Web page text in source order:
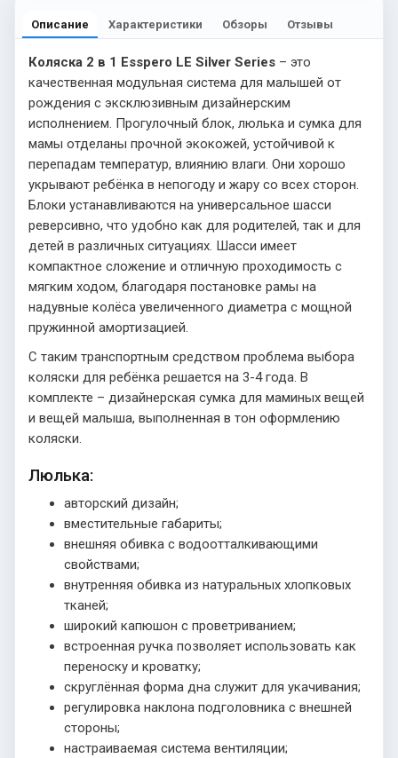
Описание Характеристики Обзоры Отзывы
Коляска 2 в 1 Esspero LE Silver Series – это
качественная модульная система для малышей от
рождения с эксклюзивным дизайнерским
исполнением. Прогулочный блок, люлька и сумка для
мамы отделаны прочной экокожей, устойчивой к
перепадам температур, влиянию влаги. Они хорошо
укрывают ребёнка в непогоду и жару со всех сторон.
Блоки устанавливаются на универсальное шасси
реверсивно, что удобно как для родителей, так и для
детей в различных ситуациях. Шасси имеет
компактное сложение и отличную проходимость с
мягким ходом, благодаря постановке рамы на
надувные колёса увеличенного диаметра с мощной
пружинной амортизацией.
С таким транспортным средством проблема выбора
коляски для ребёнка решается на 3-4 года. В
комплекте – дизайнерская сумка для маминых вещей
и вещей малыша, выполненная в тон оформлению
коляски.
Люлька:
авторский дизайн;
вместительные габариты;
внешняя обивка с водоотталкивающими
свойствами;
внутренняя обивка из натуральных хлопковых
тканей;
широкий капюшон с проветриванием;
встроенная ручка позволяет использовать как
переноску и кроватку;
скруглённая форма дна служит для укачивания;
регулировка наклона подголовника с внешней
стороны;
настраиваемая система вентиляции;